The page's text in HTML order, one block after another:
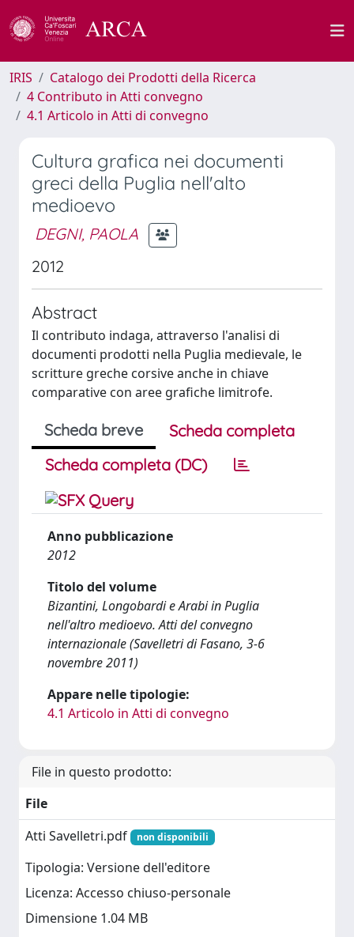
IRIS
Catalogo dei Prodotti della Ricerca
4 Contributo in Atti convegno
4.1 Articolo in Atti di convegno
Cultura grafica nei documenti
greci della Puglia nell'alto
medioevo
DEGNI, PAOLA
2012
Abstract
Il contributo indaga, attraverso l'analisi di
documenti prodotti nella Puglia medievale, le
scritture greche corsive anche in chiave
comparative con aree grafiche limitrofe.
Scheda breve
Scheda completa
Scheda completa (DC)
Anno pubblicazione
2012
Titolo del volume
Bizantini, Longobardi e Arabi in Puglia
nell'altro medioevo. Atti del convegno
internazionale (Savelletri di Fasano, 3-6
novembre 2011)
Appare nelle tipologie:
4.1 Articolo in Atti di convegno
File in questo prodotto:
File
Atti Savelletri.pdf
non disponibili
Tipologia: Versione dell'editore
Licenza: Accesso chiuso-personale
Dimensione 1.04 MB